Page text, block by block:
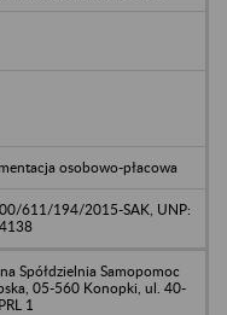
osobowo-płacowa
611/194/2015-SAK, UNP:
Spółdzielnia Samopomoc
05-560 Konopki, ul. 40-
1